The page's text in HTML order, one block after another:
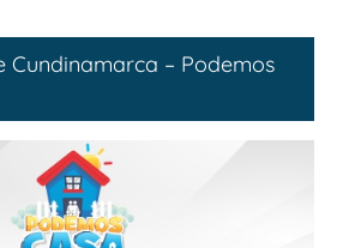
Cundinamarca – Podemos